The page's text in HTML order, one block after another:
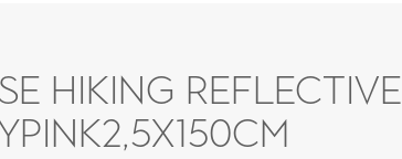
HIKING REFLECTIVE